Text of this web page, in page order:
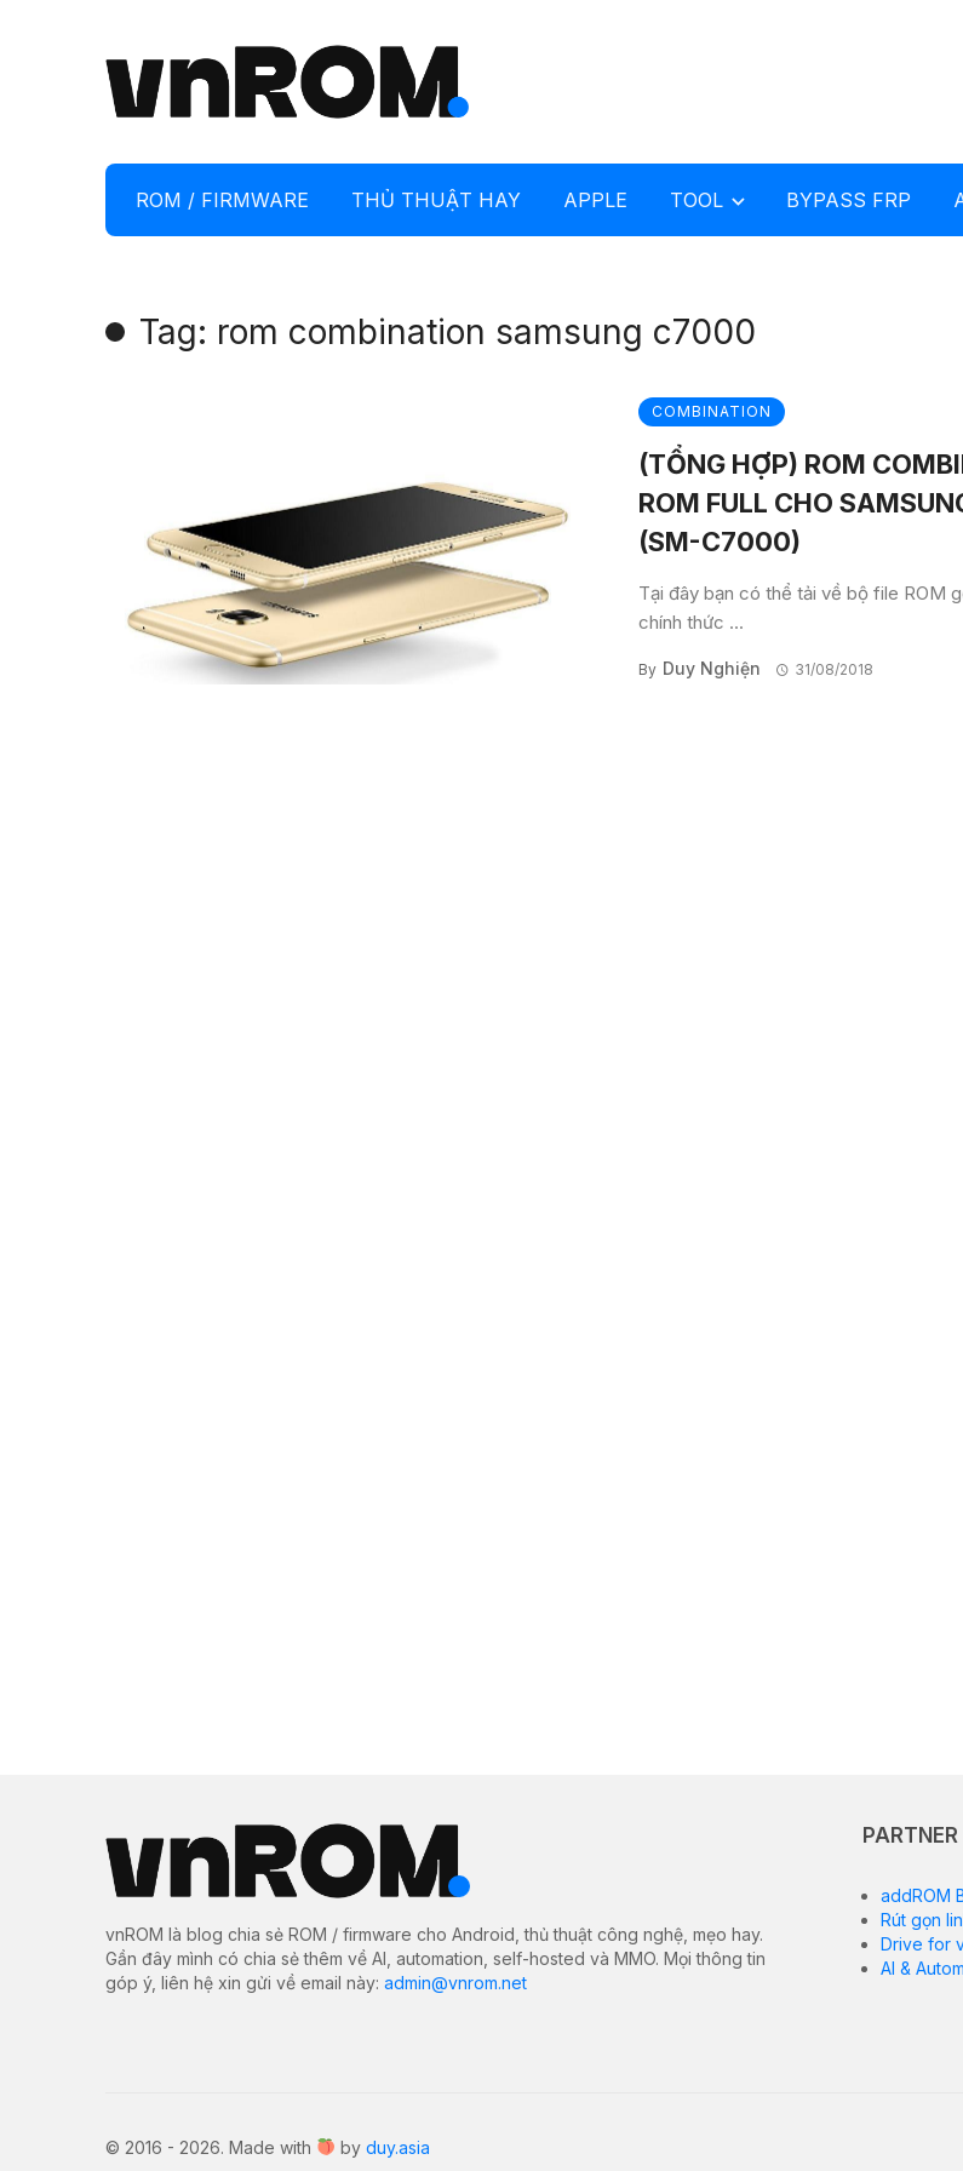
ROM / FIRMWARE THỦ THUẬT HAY APPLE TOOL BYPASS FRP
Tag: rom combination samsung c7000
COMBINATION
(TỔNG HỢP) ROM
ROM FULL CHO
(SM-C7000)
Tại đây bạn có thể tải về bộ file ROM
chính thức ...
By Duy Nghiện 31/08/2018
vnROM là blog chia sẻ ROM / firmware cho Android, thủ thuật công nghệ, mẹo hay.
Gần đây mình có chia sẻ thêm về AI, automation, self-hosted và MMO. Mọi thông tin
góp ý, liên hệ xin gửi về email này: admin@vnrom.net
PARTNER
addROM
Rút gọn
Drive for
AI &
© 2016 - 2026. Made with by duy.asia